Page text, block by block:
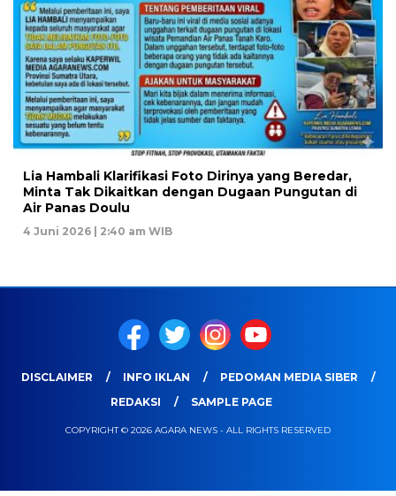
Lia Hambali Klarifikasi Foto Dirinya yang Beredar,
Minta Tak Dikaitkan dengan Dugaan Pungutan di
Air Panas Doulu
4 Juni 2026 | 2:40 am WIB
DISCLAIMER INFO IKLAN
PEDOMAN MEDIA SIBER
REDAKSI
SAMPLE PAGE
COPYRIGHT © 2026 AGARA NEWS - ALL RIGHTS RESERVED